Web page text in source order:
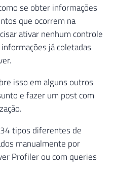
se obter informações
que ocorrem na
ativar nenhum controle
já coletadas
isso em alguns outros
e fazer um post com
tipos diferentes de
manualmente por
Profiler ou com queries